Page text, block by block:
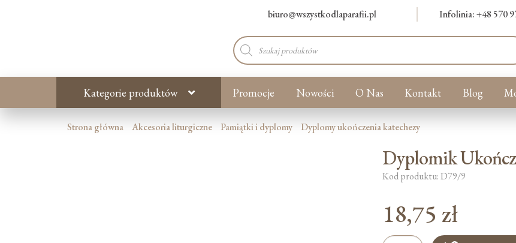
biuro@wszystkodlaparafii.pl Infolinia: +48 570
Wyszukiwarka
produktów
Kategorie produktów Promocje Nowości O Nas Kontakt Blog
Strona główna Akcesoria liturgiczne Pamiątki i dyplomy Dyplomy ukończenia katechezy
Dyplomik
Kod produktu: D79/9
18,75 zł